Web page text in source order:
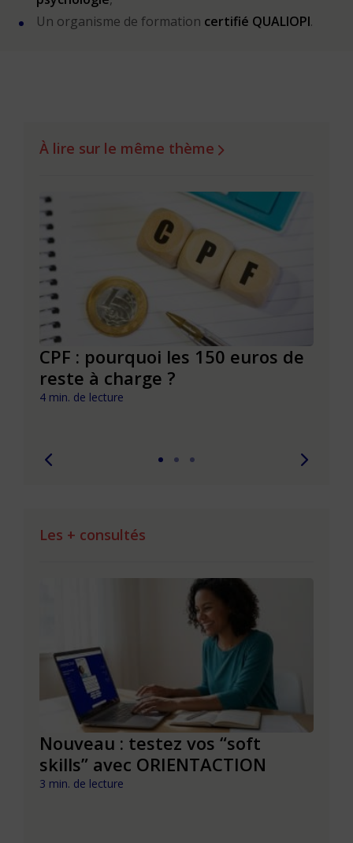
Un organisme de formation certifié QUALIOPI.
À lire sur le même thème
CPF : pourquoi les 150 euros de
reste à charge ?
4 min. de lecture
Les + consultés
Nouveau : testez vos “soft
skills” avec ORIENTACTION
3 min. de lecture